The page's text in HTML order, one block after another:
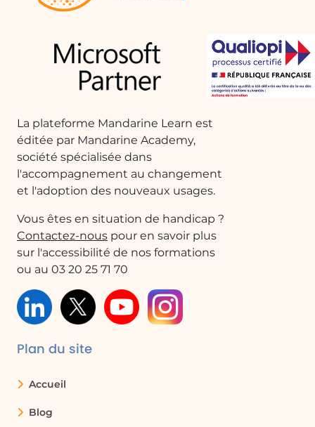
Gestion de projet
Dans un environnement de gestion de
projet, vous pouvez utiliser des relations
ressources pour suivre l'avancement des
projets. Par exemple, en liant les tâches
aux membres de l'équipe, vous pouvez
facilement voir qui est responsable de
quoi et ajuster les ressources en
conséquence.
Analyse des ventes
Les entreprises peuvent créer des
relations entre les tables de clients et de
ventes pour analyser les comportements
d'achat. Cela permet de segmenter les
clients en fonction de leurs achats et
Système de gestion des étudiants
La plateforme Mandarine Learn est
éditée par Mandarine Academy,
société spécialisée dans
l'accompagnement au changement
et l'adoption des nouveaux usages.
Vous êtes en situation de handicap ?
Contactez-nous pour en savoir plus
sur l'accessibilité de nos formations
ou au 03 20 25 71 70
Plan du site
Accueil
Blog